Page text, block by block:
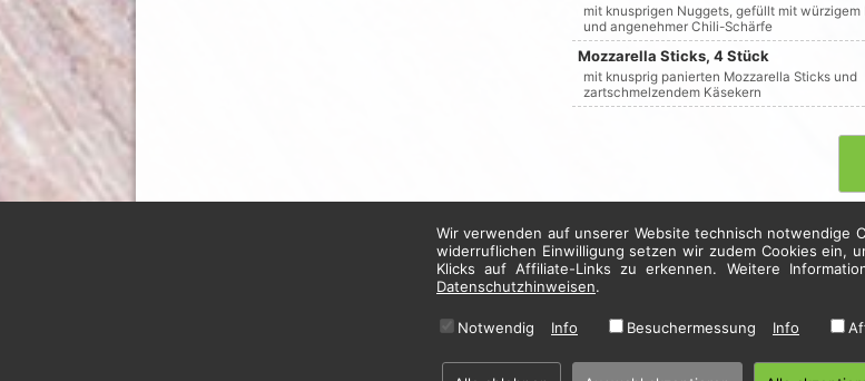
mit knusprigen Nuggets, gefüllt mit würzigem
und angenehmer Chili-Schärfe
Mozzarella Sticks, 4 Stück
mit knusprig panierten Mozzarella Sticks und
zartschmelzendem Käsekern
* Alle Preise in Euro inkl. gesetzl. MwSt. Abbildungen
Informationen zu Inhalts- und Zusatzstoffen finden
Home·Impressum·
Wir verwenden auf unserer Website technisch notwendige
widerruflichen Einwilligung setzen wir zudem Cookies ein,
Klicks auf Affiliate-Links zu erkennen. Weitere
Datenschutzhinweisen.
Notwendig Info Besuchermessung Info